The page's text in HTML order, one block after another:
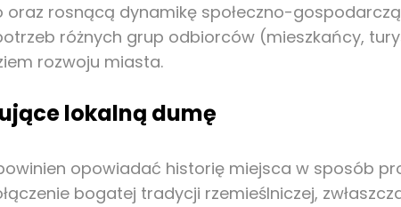
oraz rosnącą dynamikę społeczno-
różnych grup odbiorców (mieszkańcy,
rozwoju miasta.
lokalną dumę
opowiadać historię miejsca w sposób
bogatej tradycji rzemieślniczej,